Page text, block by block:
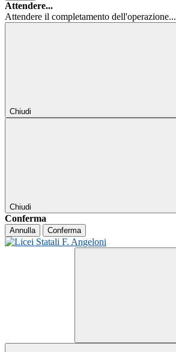
Attendere...
Attendere il completamento dell'operazione...
Chiudi
Chiudi
Conferma
Annulla Conferma